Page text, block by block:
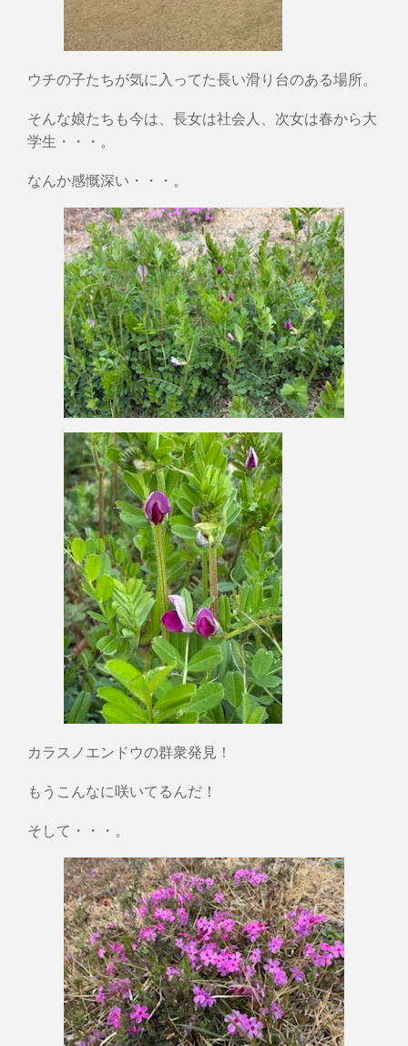
ウチの子たちが気に入ってた長い滑り台のある場所。
そんな娘たちも今は、長女は社会人、次女は春から大
学生・・・。
なんか感慨深い・・・。
カラスノエンドウの群衆発見！
もうこんなに咲いてるんだ！
そして・・・。